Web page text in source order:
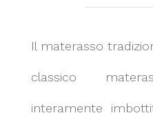
Il materasso
classico
interamente